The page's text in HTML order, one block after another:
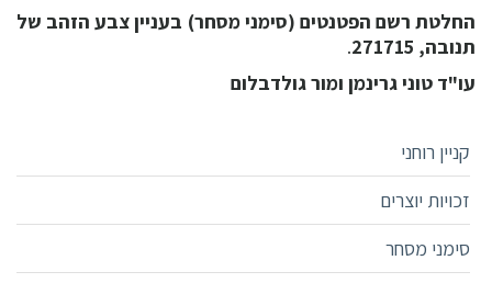
החלטת רשם הפטנטים (סימני מסחר) בעניין צבע הזהב של
תנובה, 271715
.
עו"ד טוני גרינמן ומור גולדבלום
קניין רוחני
זכויות יוצרים
סימני מסחר